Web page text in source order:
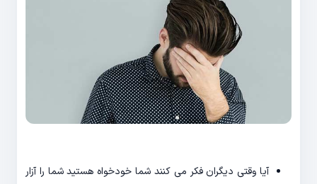
آیا وقتی دیگران فکر می کنند شما خودخواه هستید شما را آزار